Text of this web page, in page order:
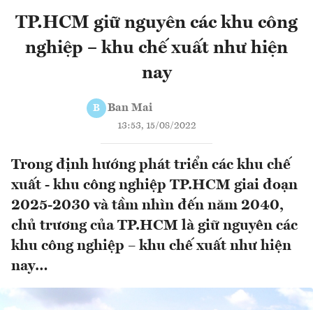
TP.HCM giữ nguyên các khu công
nghiệp – khu chế xuất như hiện
nay
B Ban Mai
13:53, 15/08/2022
Trong định hướng phát triển các khu chế
xuất - khu công nghiệp TP.HCM giai đoạn
2025-2030 và tầm nhìn đến năm 2040,
chủ trương của TP.HCM là giữ nguyên các
khu công nghiệp – khu chế xuất như hiện
nay…